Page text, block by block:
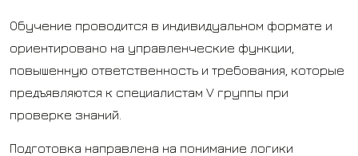
Обучение проводится в индивидуальном формате и
ориентировано на управленческие функции,
повышенную ответственность и требования, которые
предъявляются к специалистам V группы при
проверке знаний.
Подготовка направлена на понимание логики